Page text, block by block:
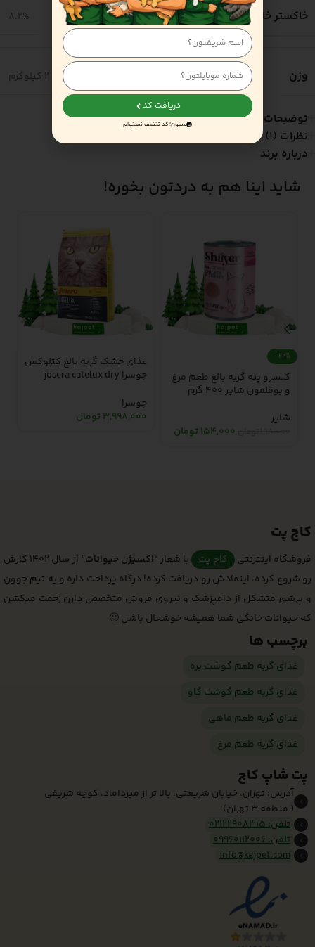
خاکستر خام 8.2%
وزن 2 کیلوگرم
توضیحات
نظرات (1)
درباره برند
شاید اینا هم به دردتون بخوره!
-22%
کنسرو پته گربه بالغ طعم مرغ
و بوقلمون شایر 400 گرم
شایر
154,000 تومان
غذای خشک گربه بالغ کتلوکس
جوسرا josera catelux dry
جوسرا
3,998,000 تومان
کاج پت
فروشگاه اینترنتی کاج پت با شعار“اکسیژن حیوانات”
از سال 1402 کارش
رو شروع کرده، اینمادش رو دریافت کرده! درگاه پرداخت داره و یه تیم جوون
و پرشور متشکل از دامپزشک و نیروی فروش متخصص دارن زحمت میکشن
که حیوانات خانگی شما همیشه خوشحال باشن 🙂
برچسب ها
غذای گربه طعم گوشت بره
غذای گربه طعم گوشت گاو
غذای گربه طعم ماهی
غذای گربه طعم مرغ
پت شاپ کاج
آدرس: تهران، خیابان شریعتی، بالا تر از میرداماد، کوچه شریفی
( منطقه 3 تهران)
تلفن: 02122908315
تلفن: 09960112006
info@kajpet.com
دریافت کد
ممنون! کد تخفیف نمیخوام